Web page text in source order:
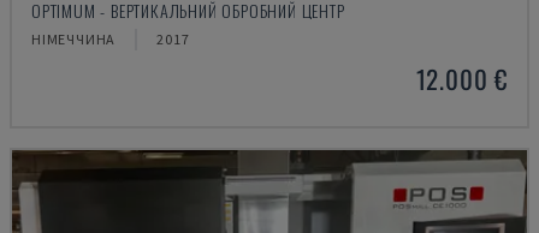
OPTIMUM - ВЕРТИКАЛЬНИЙ ОБРОБНИЙ ЦЕНТР
НІМЕЧЧИНА 2017
12.000 €